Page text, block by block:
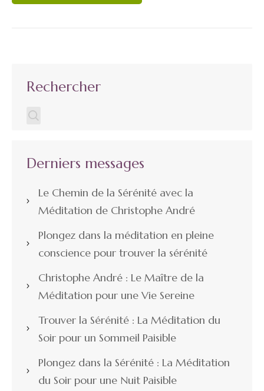
Rechercher
Derniers messages
Le Chemin de la Sérénité avec la
Méditation de Christophe André
Plongez dans la méditation en pleine
conscience pour trouver la sérénité
Christophe André : Le Maître de la
Méditation pour une Vie Sereine
Trouver la Sérénité : La Méditation du
Soir pour un Sommeil Paisible
Plongez dans la Sérénité : La Méditation
du Soir pour une Nuit Paisible